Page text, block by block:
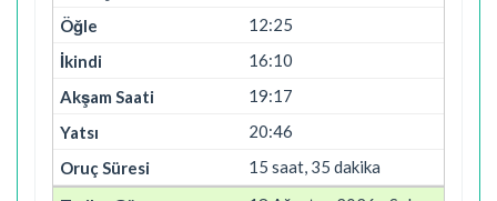
12:25
16:10
19:17
20:46
15 saat, 35 dakika